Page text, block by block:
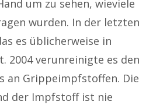
um zu sehen, wieviele
wurden. In der letzten
es üblicherweise in
2004 verunreinigte es den
an Grippeimpfstoffen. Die
der Impfstoff ist nie